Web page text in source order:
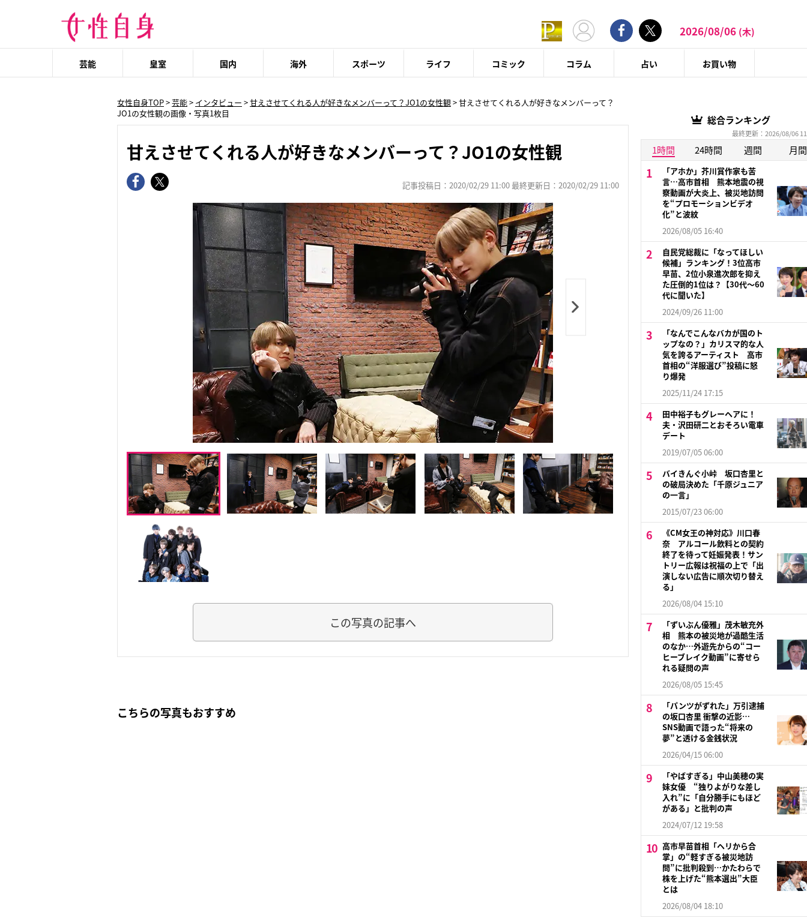
2026/08/06 (木)
芸能 皇室 国内 海外 スポーツ ライフ コミック コラム 占い お買い物
女性自身TOP>芸能> インタビュー >甘えさせてくれる人が好きなメンバーって？JO1の女性観>甘えさせてくれる人が好きなメンバーって？
JO1の女性観の画像・写真1枚目
甘えさせてくれる人が好きなメンバーって？JO1の女性観
記事投稿日：2020/02/29 11:00 最終更新日：2020/02/29 11:00
この写真の記事へ
こちらの写真もおすすめ
総合ランキング
最終更新：2026/08/06
1時間 24時間 週間 月間
「アホか」芥川賞作家も苦
言…高市首相 熊本地震の視
察動画が大炎上、被災地訪問
を“プロモーションビデオ
化”と波紋
2026/08/05 16:40
自民党総裁に「なってほしい
候補」ランキング！3位高市
早苗、2位小泉進次郎を抑え
た圧倒的1位は？【30代〜60
代に聞いた】
2024/09/26 11:00
「なんでこんなバカが国のト
ップなの？」カリスマ的な人
気を誇るアーティスト 高市
首相の“洋服選び”投稿に怒
り爆発
2025/11/24 17:15
田中裕子もグレーヘアに！
夫・沢田研二とおそろい電車
デート
2019/07/05 06:00
バイきんぐ小峠 坂口杏里と
の破局決めた「千原ジュニア
の一言」
2015/07/23 06:00
《CM女王の神対応》川口春
奈 アルコール飲料との契約
終了を待って妊娠発表！サン
トリー広報は祝福の上で「出
演しない広告に順次切り替え
る」
2026/08/04 15:10
「ずいぶん優雅」茂木敏充外
相 熊本の被災地が過酷生活
のなか…外遊先からの“コー
ヒーブレイク動画”に寄せら
れる疑問の声
2026/08/05 15:45
「パンツがずれた」万引逮捕
の坂口杏里 衝撃の近影…
SNS動画で語った“将来の
夢”と透ける金銭状況
2026/04/15 06:00
「やばすぎる」中山美穂の実
妹女優 “独りよがりな差し
入れ”に「自分勝手にもほど
がある」と批判の声
2024/07/12 19:58
高市早苗首相「ヘリから合
掌」の“軽すぎる被災地訪
問”に批判殺到…かたわらで
株を上げた“熊本選出”大臣
とは
2026/08/04 18:10